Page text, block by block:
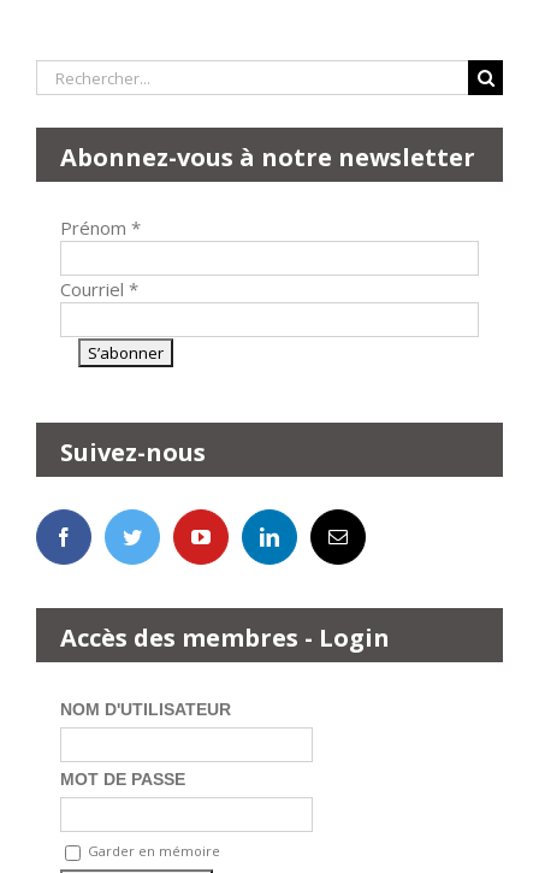
Rechercher:
Abonnez-vous à notre newsletter
Prénom *
Courriel *
Suivez-nous
Accès des membres - Login
NOM D'UTILISATEUR
MOT DE PASSE
Garder en mémoire